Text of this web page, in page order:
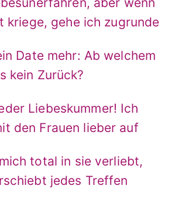
kriege, gehe ich zugrunde
Date mehr: Ab welchem
kein Zurück?
Liebeskummer! Ich
den Frauen lieber auf
total in sie verliebt,
jedes Treffen